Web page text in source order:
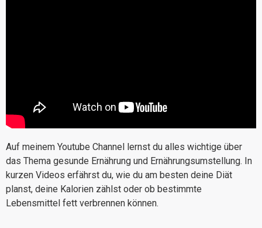
Auf meinem Youtube Channel lernst du alles wichtige über
das Thema gesunde Ernährung und Ernährungsumstellung. In
kurzen Videos erfährst du, wie du am besten deine Diät
planst, deine Kalorien zählst oder ob bestimmte
Lebensmittel fett verbrennen können.